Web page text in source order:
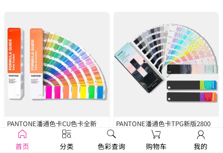
PANTONE潘通色卡CU色卡全新
2390色
￥1250
PANTONE潘通色卡TPG新版2800
FHIP110C
￥1679
首页 分类 色彩查询 购物车 我的